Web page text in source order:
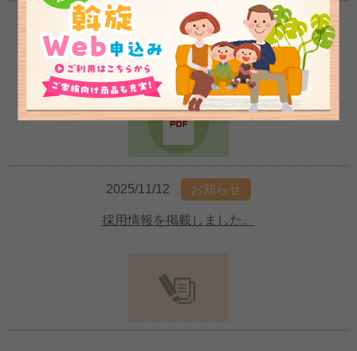
2025/11/13 斡旋情報
12月の斡旋商品情報 を掲載しました。
2025/11/12 お知らせ
採用情報を掲載しました。